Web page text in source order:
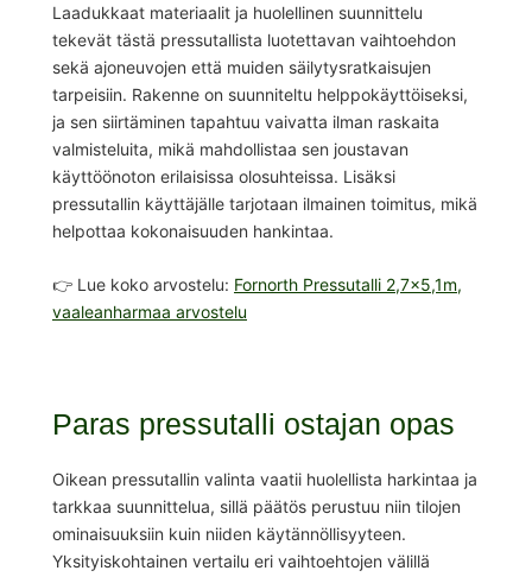
Laadukkaat materiaalit ja huolellinen suunnittelu
tekevät tästä pressutallista luotettavan vaihtoehdon
sekä ajoneuvojen että muiden säilytysratkaisujen
tarpeisiin. Rakenne on suunniteltu helppokäyttöiseksi,
ja sen siirtäminen tapahtuu vaivatta ilman raskaita
valmisteluita, mikä mahdollistaa sen joustavan
käyttöönoton erilaisissa olosuhteissa. Lisäksi
pressutallin käyttäjälle tarjotaan ilmainen toimitus, mikä
helpottaa kokonaisuuden hankintaa.
👉 Lue koko arvostelu: Fornorth Pressutalli 2,7×5,1m,
vaaleanharmaa arvostelu
Paras pressutalli ostajan opas
Oikean pressutallin valinta vaatii huolellista harkintaa ja
tarkkaa suunnittelua, sillä päätös perustuu niin tilojen
ominaisuuksiin kuin niiden käytännöllisyyteen.
Yksityiskohtainen vertailu eri vaihtoehtojen välillä